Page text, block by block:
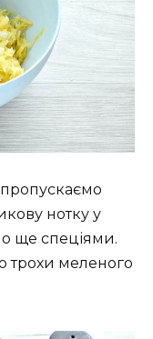
нотку у
ще спеціями.
трохи меленого